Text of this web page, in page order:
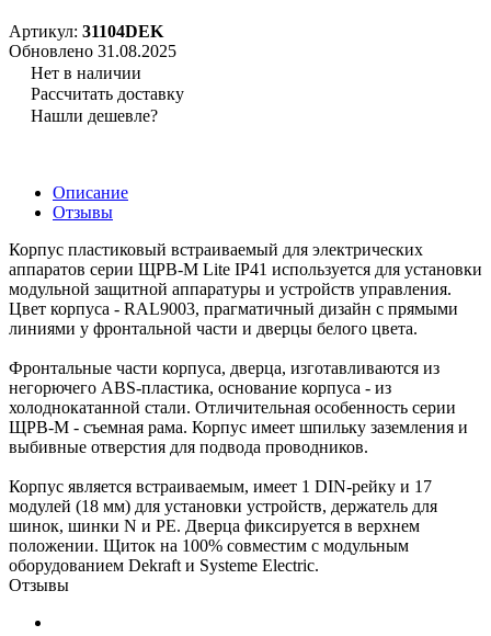
Артикул: 31104DEK
Обновлено 31.08.2025
Нет в наличии
Рассчитать доставку
Нашли дешевле?
Описание
Отзывы
Корпус пластиковый встраиваемый для электрических
аппаратов серии ЩРВ-М Lite IP41 используется для установки
модульной защитной аппаратуры и устройств управления.
Цвет корпуса - RAL9003, прагматичный дизайн с прямыми
линиями у фронтальной части и дверцы белого цвета.
Фронтальные части корпуса, дверца, изготавливаются из
негорючего ABS-пластика, основание корпуса - из
холоднокатанной стали. Отличительная особенность серии
ЩРВ-М - съемная рама. Корпус имеет шпильку заземления и
выбивные отверстия для подвода проводников.
Корпус является встраиваемым, имеет 1 DIN-рейку и 17
модулей (18 мм) для установки устройств, держатель для
шинок, шинки N и PE. Дверца фиксируется в верхнем
положении. Щиток на 100% совместим с модульным
оборудованием Dekraft и Systeme Electric.
Отзывы